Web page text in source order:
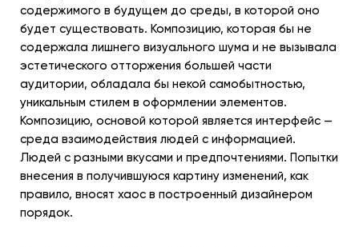
содержимого в будущем до среды, в которой оно
будет существовать. Композицию, которая бы не
содержала лишнего визуального шума и не вызывала
эстетического отторжения большей части
аудитории, обладала бы некой самобытностью,
уникальным стилем в оформлении элементов.
Композицию, основой которой является интерфейс —
среда взаимодействия людей с информацией.
Людей с разными вкусами и предпочтениями. Попытки
внесения в получившуюся картину изменений, как
правило, вносят хаос в построенный дизайнером
порядок.